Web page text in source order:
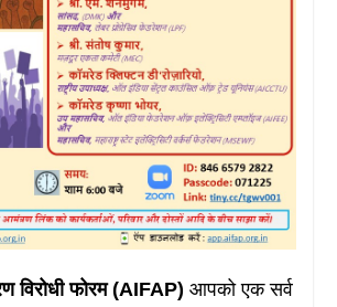
विरोधी फोरम (AIFAP)आपको एक सर्व